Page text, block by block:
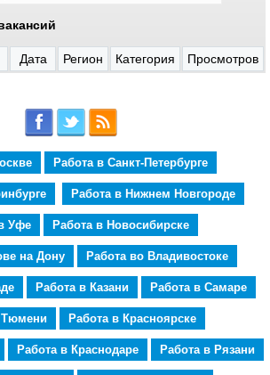
Дата Регион Категория Просмотров
Работа в Санкт-Петербурге
Работа в Нижнем Новгороде
Уфе Работа в Новосибирске
на Дону Работа во Владивостоке
Работа в Казани Работа в Самаре
Тюмени Работа в Красноярске
Работа в Краснодаре Работа в Рязани